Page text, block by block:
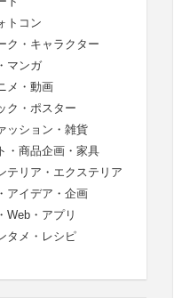
トコン
ク・キャラクター
マンガ
メ・動画
ク・ポスター
ッション・雑貨
・商品企画・家具
テリア・エクステリア
アイデア・企画
Web・アプリ
タメ・レシピ